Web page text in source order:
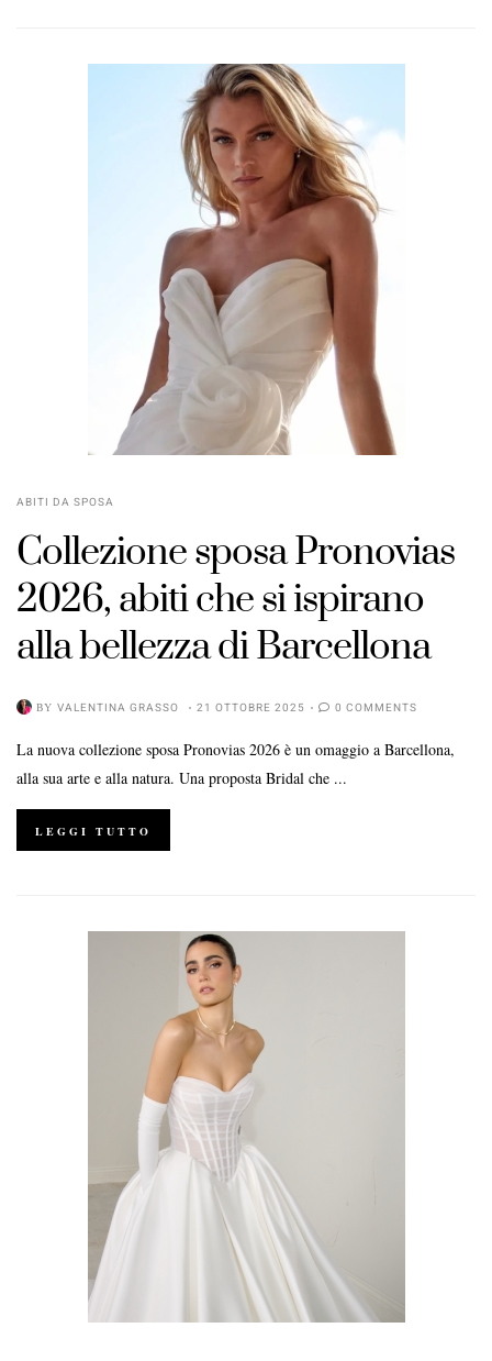
ABITI DA SPOSA
Collezione sposa Pronovias
2026, abiti che si ispirano
alla bellezza di Barcellona
BY VALENTINA GRASSO 21 OTTOBRE 2025 0 COMMENTS
La nuova collezione sposa Pronovias 2026 è un omaggio a Barcellona,
alla sua arte e alla natura. Una proposta Bridal che ...
LEGGI TUTTO